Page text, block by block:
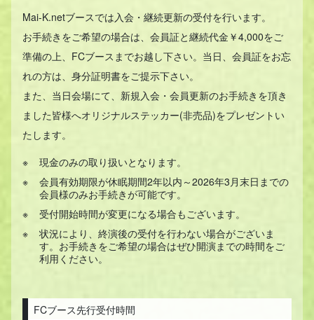
Mai-K.netブースでは入会・継続更新の受付を行います。
お手続きをご希望の場合は、会員証と継続代金￥4,000をご
準備の上、FCブースまでお越し下さい。当日、会員証をお忘
れの方は、身分証明書をご提示下さい。
また、当日会場にて、新規入会・会員更新のお手続きを頂き
ました皆様へオリジナルステッカー(非売品)をプレゼントい
たします。
現金のみの取り扱いとなります。
会員有効期限が休眠期間2年以内～2026年3月末日までの
会員様のみお手続きが可能です。
受付開始時間が変更になる場合もございます。
状況により、終演後の受付を行わない場合がございま
す。お手続きをご希望の場合はぜひ開演までの時間をご
利用ください。
FCブース先行受付時間